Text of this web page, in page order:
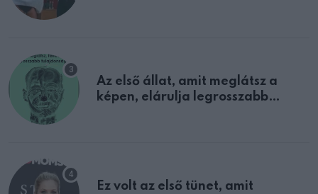
Az első állat, amit meglátsz a
képen, elárulja legrosszabb
Ez volt az első tünet, amit